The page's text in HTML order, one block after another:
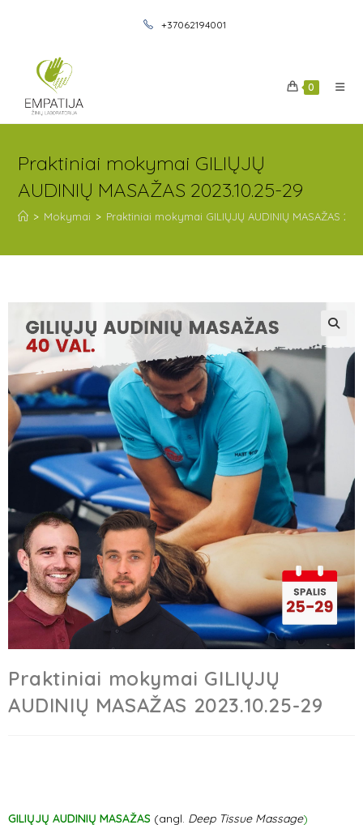
+37062194001
0
Praktiniai mokymai GILIŲJŲ
AUDINIŲ MASAŽAS 2023.10.25-29
> Mokymai > Praktiniai mokymai GILIŲJŲ AUDINIŲ MASAŽAS
Praktiniai mokymai GILIŲJŲ
AUDINIŲ MASAŽAS 2023.10.25-29
GILIŲJŲ AUDINIŲ MASAŽAS (angl. Deep Tissue Massage)